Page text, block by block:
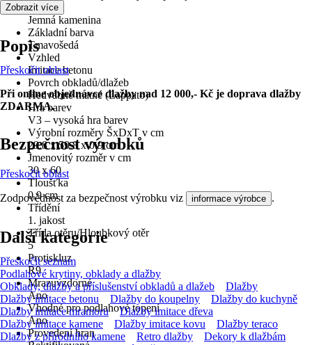
Materiál
Jemná kamenina
Základní barva
Tmavošedá
Vzhled
Imitace betonu
Povrch obkladů/dlažeb
Hedvábně matné (Lappato)
Hra barev
V3 – vysoká hra barev
Výrobní rozměry ŠxDxT v cm
29.8 x 59.8 x 0.9 cm
Jmenovitý rozměr v cm
30 x 60
Tloušťka
0,9 cm
Třídění
1. jakost
Třída otěru/Hloubkový otěr
5
Protiskluz
R9
Mrazuvzdorné
Ano
Vhodné pro podlahové topení
Ano
Provedení hran
Zobrazit více
Popis
Přeskočit oblast
Při online objednávce dlažby nad 12 000,- Kč je doprava dlažby
ZDARMA.
Bezpečnost výrobků
Přeskočit oblast
Zodpovědnost za bezpečnost výrobku viz informace výrobce .
Další kategorie
Přeskočit seznam
Podlahové krytiny, obklady a dlažby
Obklady, dlažby a příslušenství obkladů a dlažeb
Dlažby
Dlažby imitace betonu
Dlažby do koupelny
Dlažby do kuchyně
Dlažby imitace mramoru
Dlažby imitace dřeva
Dlažby imitace kamene
Dlažby imitace kovu
Dlažby teraco
Dlažby z přírodního kamene
Retro dlažby
Dekory k dlažbám